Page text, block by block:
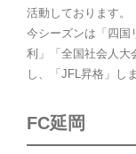
活動しております。
今シーズンは「四国
利」「全国社会人大
し、「JFL昇格」しま
FC延岡